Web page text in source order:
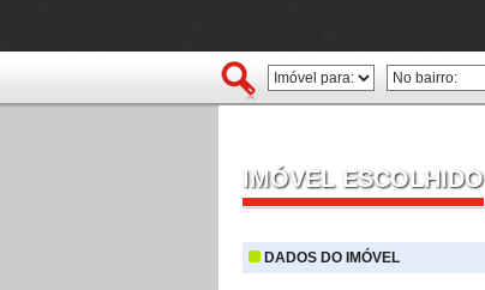
IMÓVEL ESCOLHIDO
DADOS DO IMÓVEL